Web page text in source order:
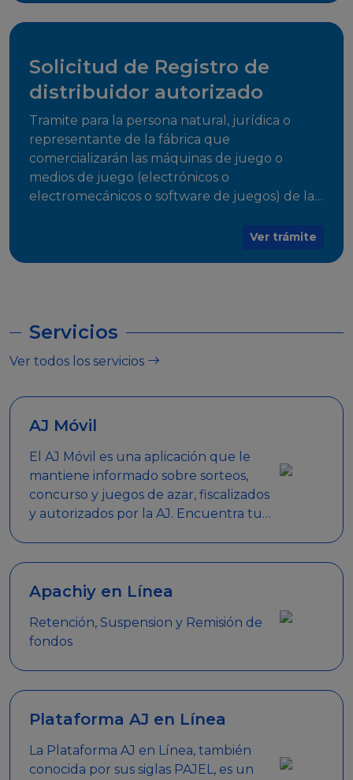
Solicitud de Registro de
distribuidor autorizado
Tramite para la persona natural, jurídica o
representante de la fábrica que
comercializarán las máquinas de juego o
medios de juego (electrónicos o
electromecánicos o software de juegos) de las
Ver trámite
Servicios
Ver todos los servicios
AJ Móvil
El AJ Móvil es una aplicación que le
mantiene informado sobre sorteos,
concurso y juegos de azar, fiscalizados
y autorizados por la AJ. Encuentra tus
clave.
Apachiy en Línea
Retención, Suspension y Remisión de
fondos
Plataforma AJ en Línea
La Plataforma AJ en Línea, también
conocida por sus siglas PAJEL, es un